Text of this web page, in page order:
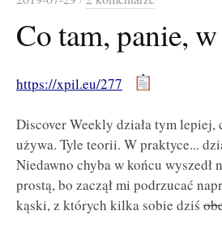
Co tam, panie,
https://xpil.eu/277
Discover Weekly działa tym lepiej,
używa. Tyle teorii. W praktyce...
Niedawno chyba w końcu wyszedł
prostą, bo zaczął mi podrzucać
kąski, z których kilka sobie dziś